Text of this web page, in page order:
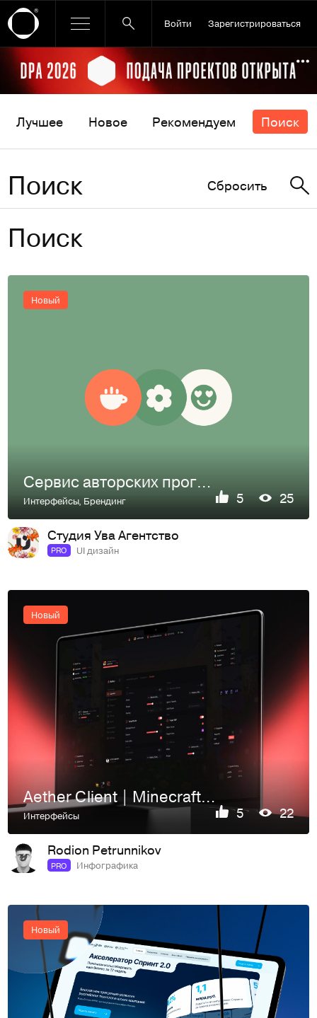
Войти Зарегистрироваться
Ссылка баннера
Лучшее Новое Рекомендуем Поиск
Поиск Сбросить
Поиск
Новый
Сервис авторских прогулок по Питеру Godzi
Интерфейсы, Брендинг 5 25
Студия Ува Агентство
PRO UI дизайн
Новый
Aether Client | Minecraft UI/UX Design System
Интерфейсы 5 22
Rodion Petrunnikov
PRO Инфографика
Новый